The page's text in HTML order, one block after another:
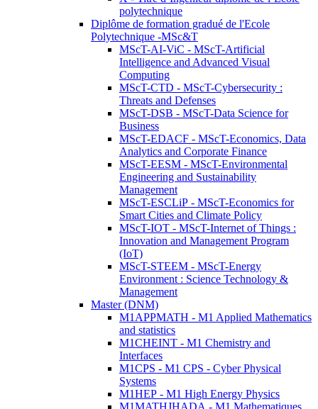
polytechnique
Diplôme de formation gradué de l'Ecole
Polytechnique -MSc&T
MScT-AI-ViC - MScT-Artificial
Intelligence and Advanced Visual
Computing
MScT-CTD - MScT-Cybersecurity :
Threats and Defenses
MScT-DSB - MScT-Data Science for
Business
MScT-EDACF - MScT-Economics, Data
Analytics and Corporate Finance
MScT-EESM - MScT-Environmental
Engineering and Sustainability
Management
MScT-ESCLiP - MScT-Economics for
Smart Cities and Climate Policy
MScT-IOT - MScT-Internet of Things :
Innovation and Management Program
(IoT)
MScT-STEEM - MScT-Energy
Environment : Science Technology &
Management
Master (DNM)
M1APPMATH - M1 Applied Mathematics
and statistics
M1CHEINT - M1 Chemistry and
Interfaces
M1CPS - M1 CPS - Cyber Physical
Systems
M1HEP - M1 High Energy Physics
M1MATHJHADA - M1 Mathematiques